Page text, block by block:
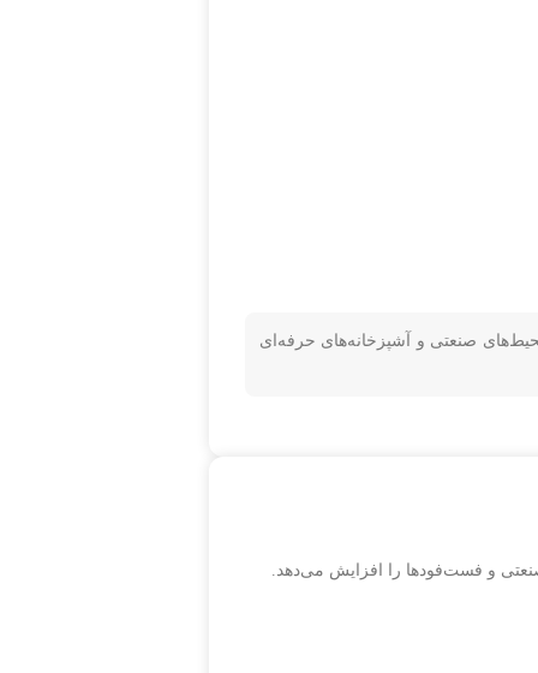
صنعتی و آشپزخانه‌های حرفه‌ای
و فست‌فودها را افزایش می‌دهد.